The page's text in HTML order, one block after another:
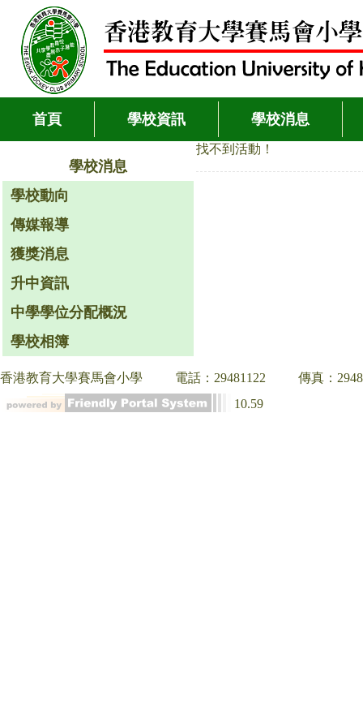
首頁 學校資訊 學校消息
學校消息
學校動向
傳媒報導
獲獎消息
升中資訊
中學學位分配概況
學校相簿
找不到活動！
香港教育大學賽馬會小學 電話：29481122
傳真：
10.59